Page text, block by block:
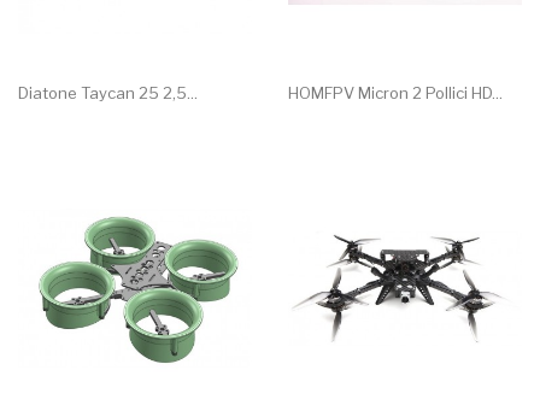
Diatone Taycan 25 2,5... HOMFPV Micron 2 Pollici HD...